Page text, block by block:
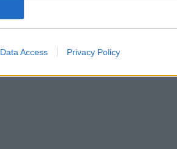
Data Access Privacy Policy